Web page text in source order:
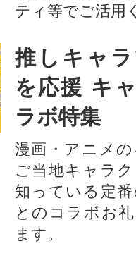
ティ等でご活用
推しキャ
を応援 キ
ラボ特集
漫画・アニメ
ご当地キャラ
知っている定
とのコラボお
ます。​